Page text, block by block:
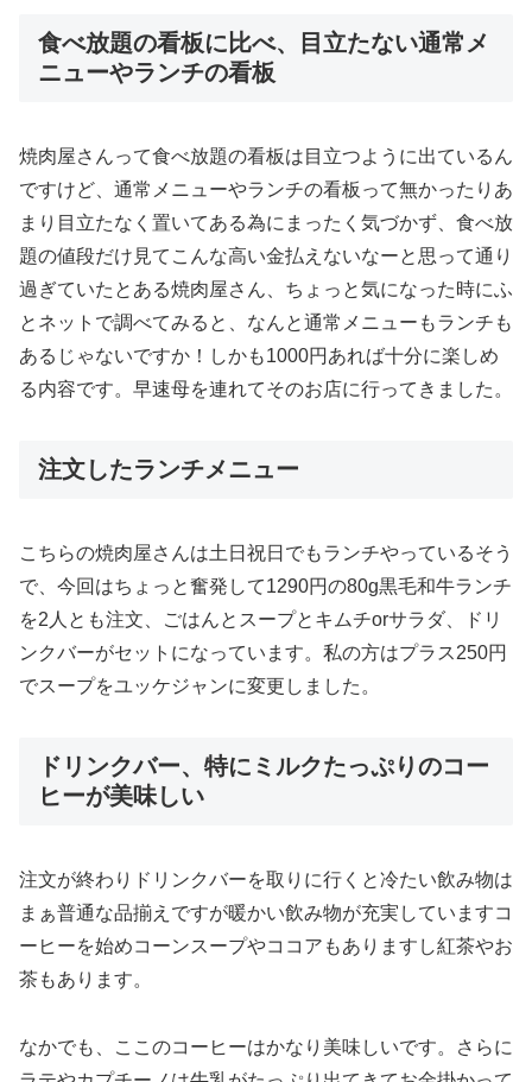
食べ放題の看板に比べ、目立たない通常メ
ニューやランチの看板
焼肉屋さんって食べ放題の看板は目立つように出ているん
ですけど、通常メニューやランチの看板って無かったりあ
まり目立たなく置いてある為にまったく気づかず、食べ放
題の値段だけ見てこんな高い金払えないなーと思って通り
過ぎていたとある焼肉屋さん、ちょっと気になった時にふ
とネットで調べてみると、なんと通常メニューもランチも
あるじゃないですか！しかも1000円あれば十分に楽しめ
る内容です。早速母を連れてそのお店に行ってきました。
注文したランチメニュー
こちらの焼肉屋さんは土日祝日でもランチやっているそう
で、今回はちょっと奮発して1290円の80g黒毛和牛ランチ
を2人とも注文、ごはんとスープとキムチorサラダ、ドリ
ンクバーがセットになっています。私の方はプラス250円
でスープをユッケジャンに変更しました。
ドリンクバー、特にミルクたっぷりのコー
ヒーが美味しい
注文が終わりドリンクバーを取りに行くと冷たい飲み物は
まぁ普通な品揃えですが暖かい飲み物が充実していますコ
ーヒーを始めコーンスープやココアもありますし紅茶やお
茶もあります。
なかでも、ここのコーヒーはかなり美味しいです。さらに